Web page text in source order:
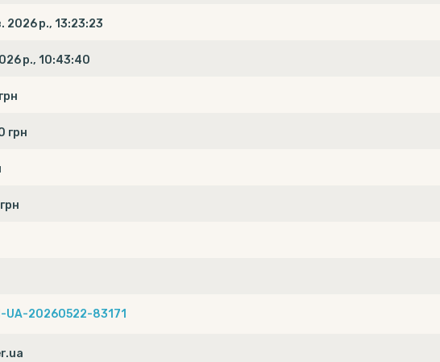
2026 р., 13:23:23
р., 10:43:40
грн
UA-20260522-83171